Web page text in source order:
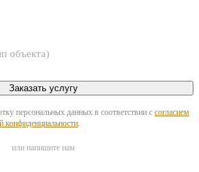
Заказать услугу
персональных данных в соответствии с согласием
конфиденциальности
или напишите нам